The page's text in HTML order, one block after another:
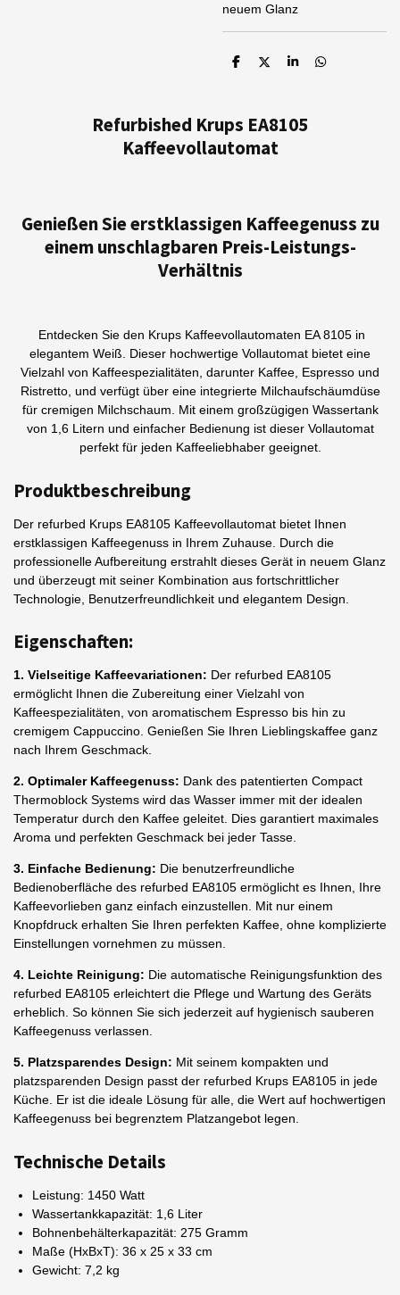
neuem Glanz
T
n
T
e
n
T
e
n
T
Refurbished Krups EA8105
Kaffeevollautomat
Genießen Sie erstklassigen Kaffeegenuss zu
einem unschlagbaren Preis-Leistungs-
Verhältnis
Entdecken Sie den Krups Kaffeevollautomaten EA 8105 in
elegantem Weiß. Dieser hochwertige Vollautomat bietet eine
Vielzahl von Kaffeespezialitäten, darunter Kaffee, Espresso und
Ristretto, und verfügt über eine integrierte Milchaufschäumdüse
für cremigen Milchschaum. Mit einem großzügigen Wassertank
von 1,6 Litern und einfacher Bedienung ist dieser Vollautomat
perfekt für jeden Kaffeeliebhaber geeignet.
Produktbeschreibung
Der refurbed Krups EA8105 Kaffeevollautomat bietet Ihnen
erstklassigen Kaffeegenuss in Ihrem Zuhause. Durch die
professionelle Aufbereitung erstrahlt dieses Gerät in neuem Glanz
und überzeugt mit seiner Kombination aus fortschrittlicher
Technologie, Benutzerfreundlichkeit und elegantem Design.
Eigenschaften:
1. Vielseitige Kaffeevariationen: Der refurbed EA8105
ermöglicht Ihnen die Zubereitung einer Vielzahl von
Kaffeespezialitäten, von aromatischem Espresso bis hin zu
cremigem Cappuccino. Genießen Sie Ihren Lieblingskaffee ganz
nach Ihrem Geschmack.
2. Optimaler Kaffeegenuss: Dank des patentierten Compact
Thermoblock Systems wird das Wasser immer mit der idealen
Temperatur durch den Kaffee geleitet. Dies garantiert maximales
Aroma und perfekten Geschmack bei jeder Tasse.
3. Einfache Bedienung: Die benutzerfreundliche
Bedienoberfläche des refurbed EA8105 ermöglicht es Ihnen, Ihre
Kaffeevorlieben ganz einfach einzustellen. Mit nur einem
Knopfdruck erhalten Sie Ihren perfekten Kaffee, ohne komplizierte
Einstellungen vornehmen zu müssen.
4. Leichte Reinigung: Die automatische Reinigungsfunktion des
refurbed EA8105 erleichtert die Pflege und Wartung des Geräts
erheblich. So können Sie sich jederzeit auf hygienisch sauberen
Kaffeegenuss verlassen.
5. Platzsparendes Design: Mit seinem kompakten und
platzsparenden Design passt der refurbed Krups EA8105 in jede
Küche. Er ist die ideale Lösung für alle, die Wert auf hochwertigen
Kaffeegenuss bei begrenztem Platzangebot legen.
Technische Details
Leistung: 1450 Watt
Wassertankkapazität: 1,6 Liter
Bohnenbehälterkapazität: 275 Gramm
Maße (HxBxT): 36 x 25 x 33 cm
Gewicht: 7,2 kg